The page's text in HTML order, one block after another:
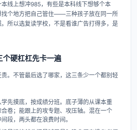
线上想冲985，有些是本科线下想够个本
找个地方把自己管住——三种孩子放在同一所
所以选复读学校，不是看谁广告打得多，是
个硬杠杠先卡一遍
。不管最后选了哪家，这三条少一个都别轻
学先摸底，按成绩分班。底子薄的从课本重
卷；能跟上的攻专题、攻压轴。混在一个
段，两头都在浪费时间。